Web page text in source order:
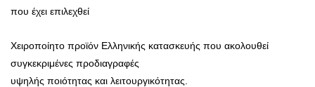
που έχει επιλεχθεί
Χειροποίητο προϊόν Ελληνικής κατασκευής που ακολουθεί
συγκεκριμένες προδιαγραφές
υψηλής ποιότητας και λειτουργικότητας.